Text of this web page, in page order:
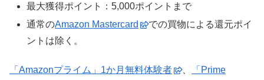
最大獲得ポイント：5,000ポイントまで
通常のAmazon Mastercard
での買物による還元ポイ
ントは除く。
「Amazonプライム」1か月無料体験者 、
「Prime